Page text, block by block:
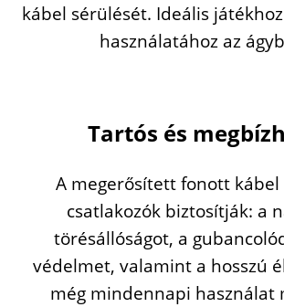
kábel sérülését. Ideális játékhoz
használatához az
Tartós és
A megerősítettfonott kábel
csatlakozók biztosítják: a
törésállóságot, a
védelmet, valamint a hosszú
még mindennapi használat